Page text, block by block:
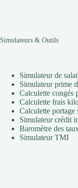
Simulateurs & Outils
Simulateur de
Simulateur prime
Calculette congés
Calculette frais
Calculette portage
Simulateur crédit
Baromètre des
Simulateur TMI